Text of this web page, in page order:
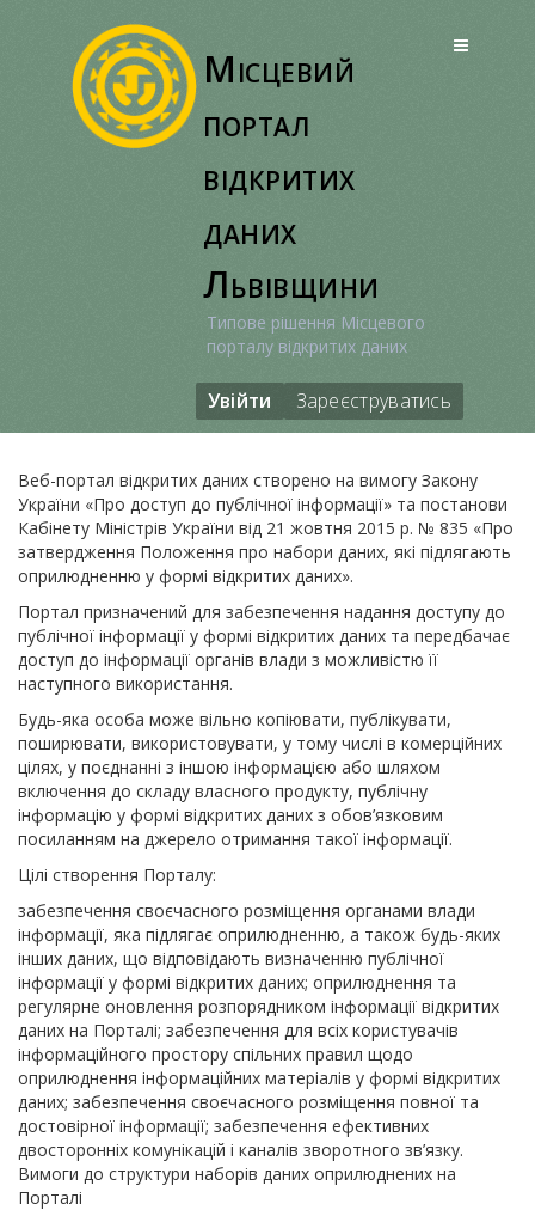
Місцевий
портал
відкритих
даних
Львівщини
Типове рішення Місцевого
порталу відкритих даних
Увійти Зареєструватись
Веб-портал відкритих даних створено на вимогу Закону
України «Про доступ до публічної інформації» та постанови
Кабінету Міністрів України від 21 жовтня 2015 р. № 835 «Про
затвердження Положення про набори даних, які підлягають
оприлюдненню у формі відкритих даних».
Портал призначений для забезпечення надання доступу до
публічної інформації у формі відкритих даних та передбачає
доступ до інформації органів влади з можливістю її
наступного використання.
Будь-яка особа може вільно копіювати, публікувати,
поширювати, використовувати, у тому числі в комерційних
цілях, у поєднанні з іншою інформацією або шляхом
включення до складу власного продукту, публічну
інформацію у формі відкритих даних з обов’язковим
посиланням на джерело отримання такої інформації.
Цілі створення Порталу:
забезпечення своєчасного розміщення органами влади
інформації, яка підлягає оприлюдненню, а також будь-яких
інших даних, що відповідають визначенню публічної
інформації у формі відкритих даних; оприлюднення та
регулярне оновлення розпорядником інформації відкритих
даних на Порталі; забезпечення для всіх користувачів
інформаційного простору спільних правил щодо
оприлюднення інформаційних матеріалів у формі відкритих
даних; забезпечення своєчасного розміщення повної та
достовірної інформації; забезпечення ефективних
двосторонніх комунікацій і каналів зворотного зв’язку.
Вимоги до структури наборів даних оприлюднених на
Порталі